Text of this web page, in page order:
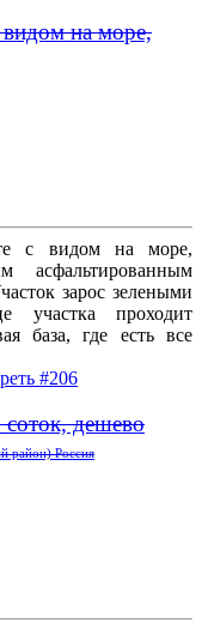
на море,
с видом на море,
зарос зелеными
участка проходит
база, где есть все
#206
дешево
район) Россия